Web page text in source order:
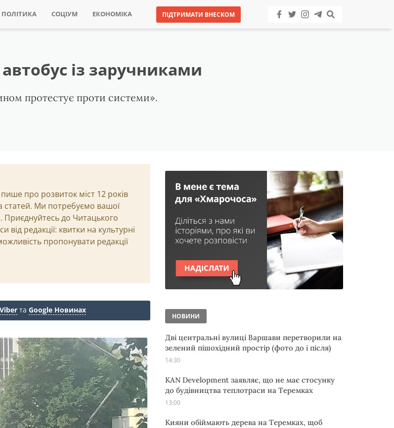
ПОЛІТИКА СОЦІУМ ЕКОНОМІКА ПІДТРИМАТИ ВНЕСКОМ
із заручниками
протестує проти системи».
про розвиток міст 12 років
статей. Ми потребуємо вашої
до Читацького
редакції: квитки на культурні
пропонувати редакції
Viber та Google Новинах
НОВИНИ
Дві центральні вулиці Варшави перетворили на
зелений пішохідний простір (фото до і після)
14:30
KAN Development заявляє, що не має стосунку
до будівництва теплотраси на Теремках
13:00
Кияни обіймають дерева на Теремках, щоб